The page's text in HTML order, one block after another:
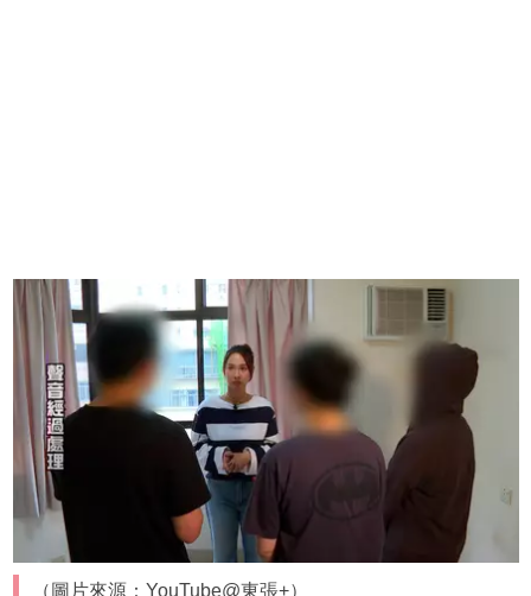
（圖片來源：YouTube@東張+）